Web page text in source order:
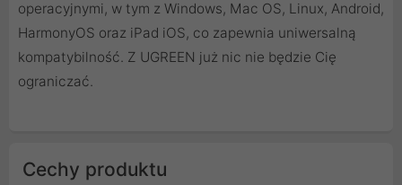
operacyjnymi, w tym z Windows, Mac OS, Linux, Android,
HarmonyOS oraz iPad iOS, co zapewnia uniwersalną
kompatybilność. Z UGREEN już nic nie będzie Cię
ograniczać.
Cechy produktu